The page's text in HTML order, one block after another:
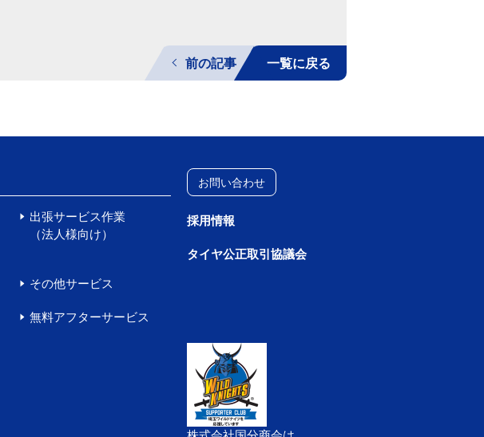
前の記事 一覧に戻る
出張サービス作業
（法人様向け）
その他サービス
無料アフターサービス
お問い合わせ
採用情報
タイヤ公正取引協議会